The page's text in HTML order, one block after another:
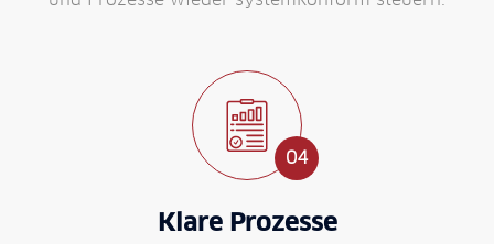
04
Klare Prozesse